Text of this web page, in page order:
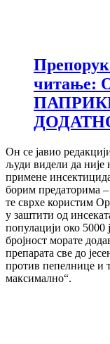
читање:
Он се јавио
људи видели да није
примене
борим предаторима
те сврхе користим
у заштити од
популацији око
бројност морате
препарата све до
против пепелнице и
максимално“.